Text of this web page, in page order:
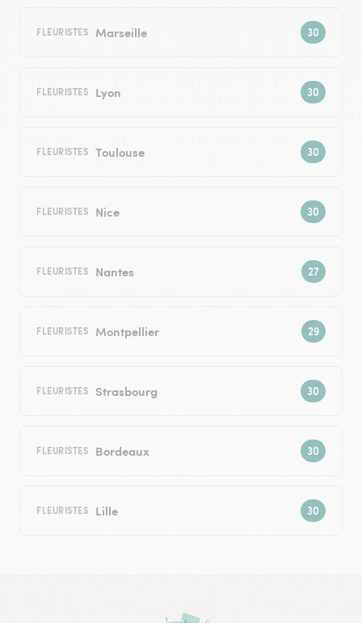
FLEURISTES Marseille
FLEURISTES Lyon
FLEURISTES Toulouse
FLEURISTES Nice
FLEURISTES Nantes
FLEURISTES Montpellier
FLEURISTES Strasbourg
FLEURISTES Bordeaux
FLEURISTES Lille